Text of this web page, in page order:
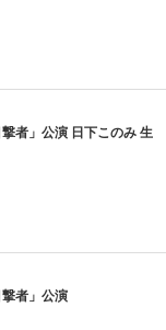
者」公演 日下このみ 生
者」公演